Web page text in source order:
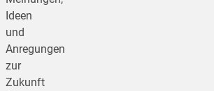
Ideen
und
Anregungen
zur
Zukunft